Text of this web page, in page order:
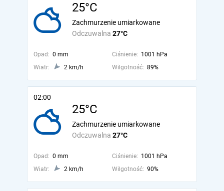
25°C
Odczuwalna 27°C
Zachmurzenie umiarkowane
Opad: 0 mm Ciśnienie: 1001 hPa
Wiatr:
2 km/h Wilgotność: 89%
02:00
25°C
Odczuwalna 27°C
Zachmurzenie umiarkowane
Opad: 0 mm Ciśnienie: 1001 hPa
Wiatr:
2 km/h Wilgotność: 90%